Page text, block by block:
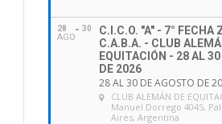
28
AGO
30
C.I.C.O. "A" - 7° FECHA
C.A.B.A. - CLUB
EQUITACIÓN - 28 AL
DE 2026
28 AL 30 DE AGOSTO DE
CLUB ALEMÁN DE
Manuel Dorrego 4045,
Aires, Argentina